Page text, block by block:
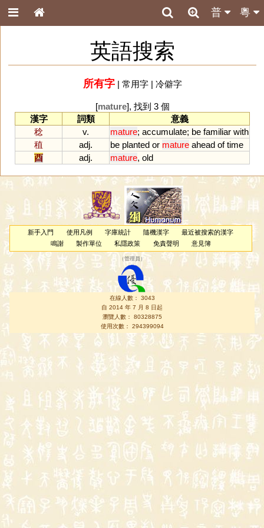
粵
普
英語搜索
所有字| 常用字| 冷僻字
[mature], 找到 3 個
漢字
詞類
意義
稔
v. mature; accumulate; be familiar with
稙
adj. be planted or mature ahead of time
酉
adj. mature, old
新手入門 使用凡例 字庫統計 隨機漢字
最近被搜索的漢字
鳴謝
製作單位 私隱政策 免責聲明 意見簿
（管理員 ）
在線人數： 3043
自 2014 年 7 月 8 日起
瀏覽人數： 80328875
使用次數： 294399094